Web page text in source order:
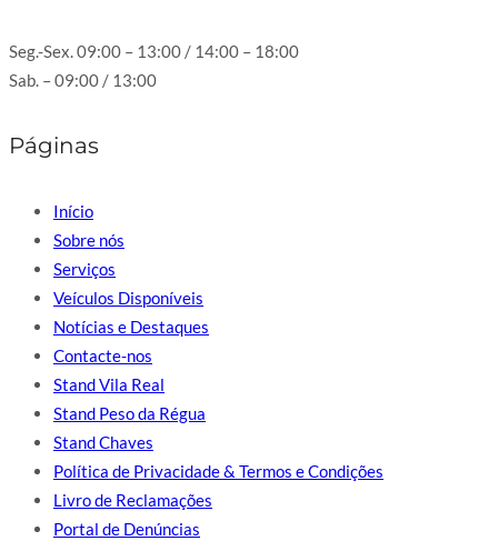
Seg.-Sex. 09:00 – 13:00 / 14:00 – 18:00
Sab. – 09:00 / 13:00
Páginas
Início
Sobre nós
Serviços
Veículos Disponíveis
Notícias e Destaques
Contacte-nos
Stand Vila Real
Stand Peso da Régua
Stand Chaves
Política de Privacidade & Termos e Condições
Livro de Reclamações
Portal de Denúncias